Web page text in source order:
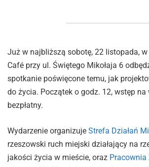
Już w najbliższą sobotę, 22 listopada,
Café przy ul. Świętego Mikołaja 6
spotkanie poświęcone temu, jak
do życia. Początek o godz. 12, wstęp na
bezpłatny.
Wydarzenie organizuje Strefa Działań
rzeszowski ruch miejski działający na
jakości życia w mieście, oraz Pracownia